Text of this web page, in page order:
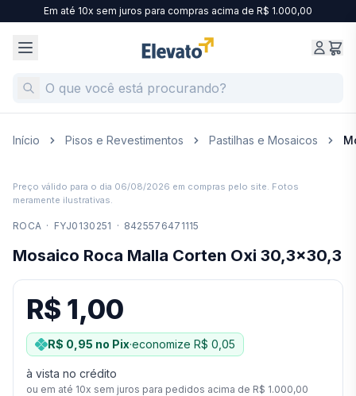
Em até 10x sem juros para compras acima de R$ 1.000,00
Início Pisos e Revestimentos Pastilhas e Mosaicos
Preço válido para o dia 06/08/2026 em compras pelo site. Fotos
meramente ilustrativas.
ROCA · FYJ0130251 · 8425576471115
Mosaico Roca Malla Corten Oxi 30,3x30,3
R$ 1,00
R$ 0,95 no Pix·economize R$ 0,05
à vista no crédito
ou em até 10x sem juros para pedidos acima de R$ 1.000,00